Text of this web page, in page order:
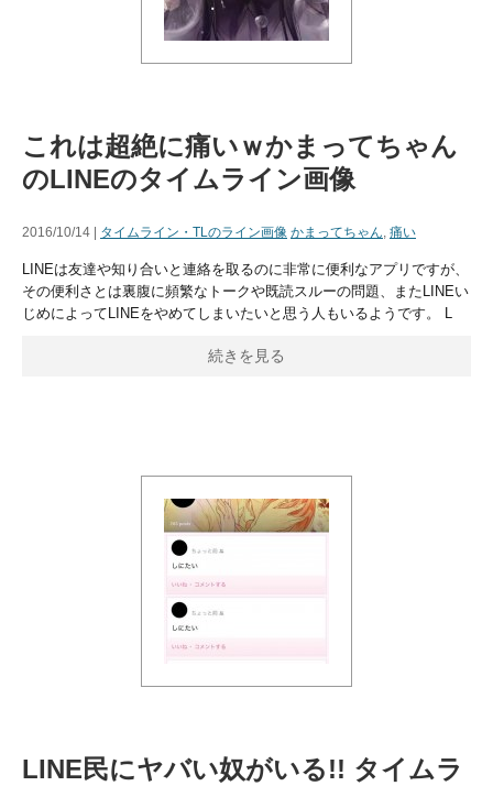
これは超絶に痛いｗかまってちゃん
のLINEのタイムライン画像
2016/10/14 | タイムライン・TLのライン画像 かまってちゃん, 痛い
LINEは友達や知り合いと連絡を取るのに非常に便利なアプリですが、
その便利さとは裏腹に頻繁なトークや既読スルーの問題、またLINEい
じめによってLINEをやめてしまいたいと思う人もいるようです。 L
続きを見る
LINE民にヤバい奴がいる!! タイムラ